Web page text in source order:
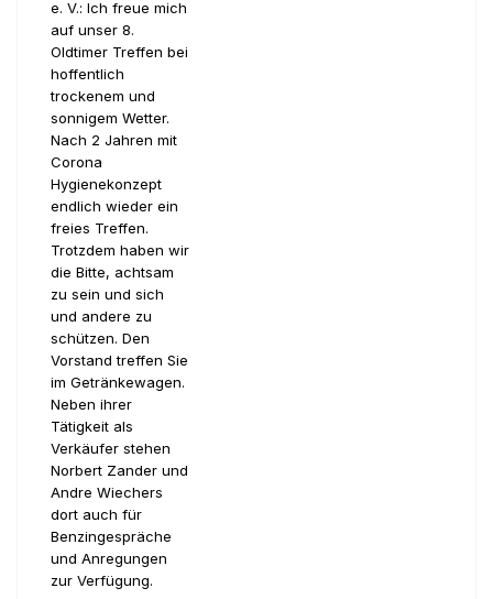
e. V.: Ich freue mich
auf unser 8.
Oldtimer Treffen bei
hoffentlich
trockenem und
sonnigem Wetter.
Nach 2 Jahren mit
Corona
Hygienekonzept
endlich wieder ein
freies Treffen.
Trotzdem haben wir
die Bitte, achtsam
zu sein und sich
und andere zu
schützen. Den
Vorstand treffen Sie
im Getränkewagen.
Neben ihrer
Tätigkeit als
Verkäufer stehen
Norbert Zander und
Andre Wiechers
dort auch für
Benzingespräche
und Anregungen
zur Verfügung.